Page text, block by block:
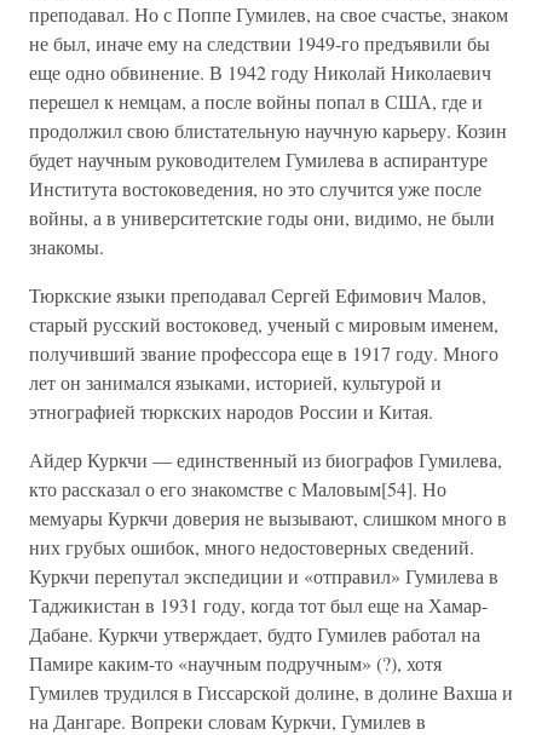
преподавал. Но с Поппе Гумилев, на свое счастье, знаком
не был, иначе ему на следствии 1949-го предъявили бы
еще одно обвинение. В 1942 году Николай Николаевич
перешел к немцам, а после войны попал в США, где и
продолжил свою блистательную научную карьеру. Козин
будет научным руководителем Гумилева в аспирантуре
Института востоковедения, но это случится уже после
войны, а в университетские годы они, видимо, не были
знакомы.
Тюркские языки преподавал Сергей Ефимович Малов,
старый русский востоковед, ученый с мировым именем,
получивший звание профессора еще в 1917 году. Много
лет он занимался языками, историей, культурой и
этнографией тюркских народов России и Китая.
Айдер Куркчи — единственный из биографов Гумилева,
кто рассказал о его знакомстве с Маловым[54]. Но
мемуары Куркчи доверия не вызывают, слишком много в
них грубых ошибок, много недостоверных сведений.
Куркчи перепутал экспедиции и «отправил» Гумилева в
Таджикистан в 1931 году, когда тот был еще на Хамар-
Дабане. Куркчи утверждает, будто Гумилев работал на
Памире каким-то «научным подручным» (?), хотя
Гумилев трудился в Гиссарской долине, в долине Вахша и
на Дангаре. Вопреки словам Куркчи, Гумилев в